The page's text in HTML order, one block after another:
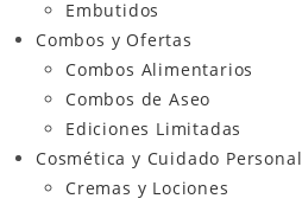
Embutidos
Combos y Ofertas
Combos Alimentarios
Combos de Aseo
Ediciones Limitadas
Cosmética y Cuidado Personal
Cremas y Lociones